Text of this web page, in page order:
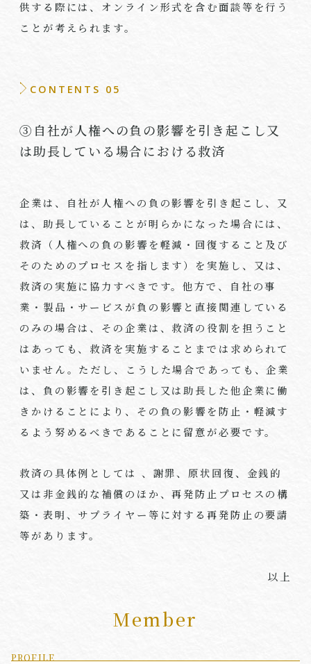
供する際には、オンライン形式を含む面談等を行う
ことが考えられます。
CONTENTS 05
③自社が人権への負の影響を引き起こし又
は助長している場合における救済
企業は、自社が人権への負の影響を引き起こし、又
は、助長していることが明らかになった場合には、
救済（人権への負の影響を軽減・回復すること及び
そのためのプロセスを指します）を実施し、又は、
救済の実施に協力すべきです。他方で、自社の事
業・製品・サービスが負の影響と直接関連している
のみの場合は、その企業は、救済の役割を担うこと
はあっても、救済を実施することまでは求められて
いません。ただし、こうした場合であっても、企業
は、負の影響を引き起こし又は助長した他企業に働
きかけることにより、その負の影響を防止・軽減す
るよう努めるべきであることに留意が必要です。
救済の具体例としては 、謝罪、原状回復、金銭的
又は非金銭的な補償のほか、再発防止プロセスの構
築・表明、サプライヤー等に対する再発防止の要請
等があります。
以上
Member
PROFILE